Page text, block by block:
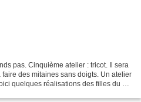
pas. Cinquième atelier : tricot. Il sera
des mitaines sans doigts. Un atelier
quelques réalisations des filles du Fil